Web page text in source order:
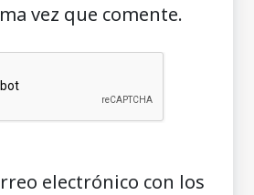
vez que comente.
electrónico con los